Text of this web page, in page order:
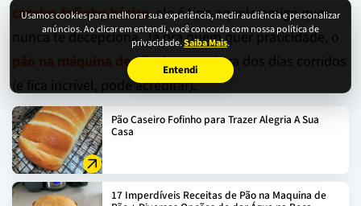
Usamos cookies para melhorar sua experiência, medir audiência e personalizar
anúncios. Ao clicar em entendi, você concorda com nossa política de
privacidade.Saiba Mais.
Entendi
caseiro fofinho básico, ele é tipo aquele amigo que
nunca te decepciona. Já pra quem quer praticidade, o
pão na máquina de pãoé um coringa dos dias corridos
(e fica incrível, pode acreditar).
Pão Caseiro Fofinho para Trazer Alegria A Sua
Casa
17 Imperdíveis Receitas de Pão na Maquina de